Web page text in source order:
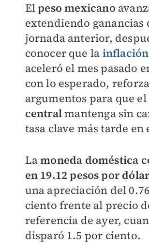
Elpeso mexicano
extendiendo ganancias
jornada anterior,
conocer que la inflación
aceleró el mes pasado
con lo esperado,
argumentos para que el
centralmantenga sin
tasa clave más tarde en
Lamoneda doméstica
en 19.12 pesos por
una apreciación del
ciento frente al precio
referencia de ayer,
disparó 1.5 por ciento.